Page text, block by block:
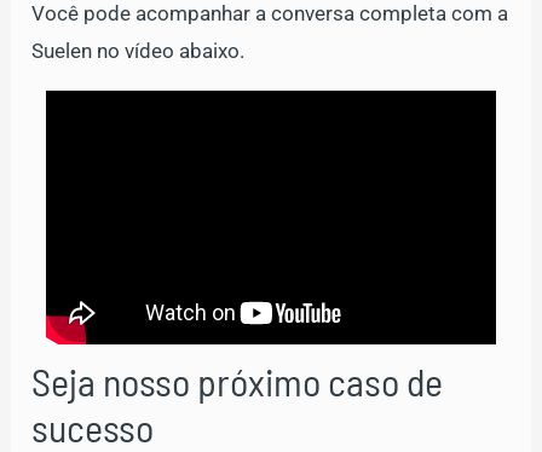
Você pode acompanhar a conversa completa com a
Suelen no vídeo abaixo.
Seja nosso próximo caso de
sucesso